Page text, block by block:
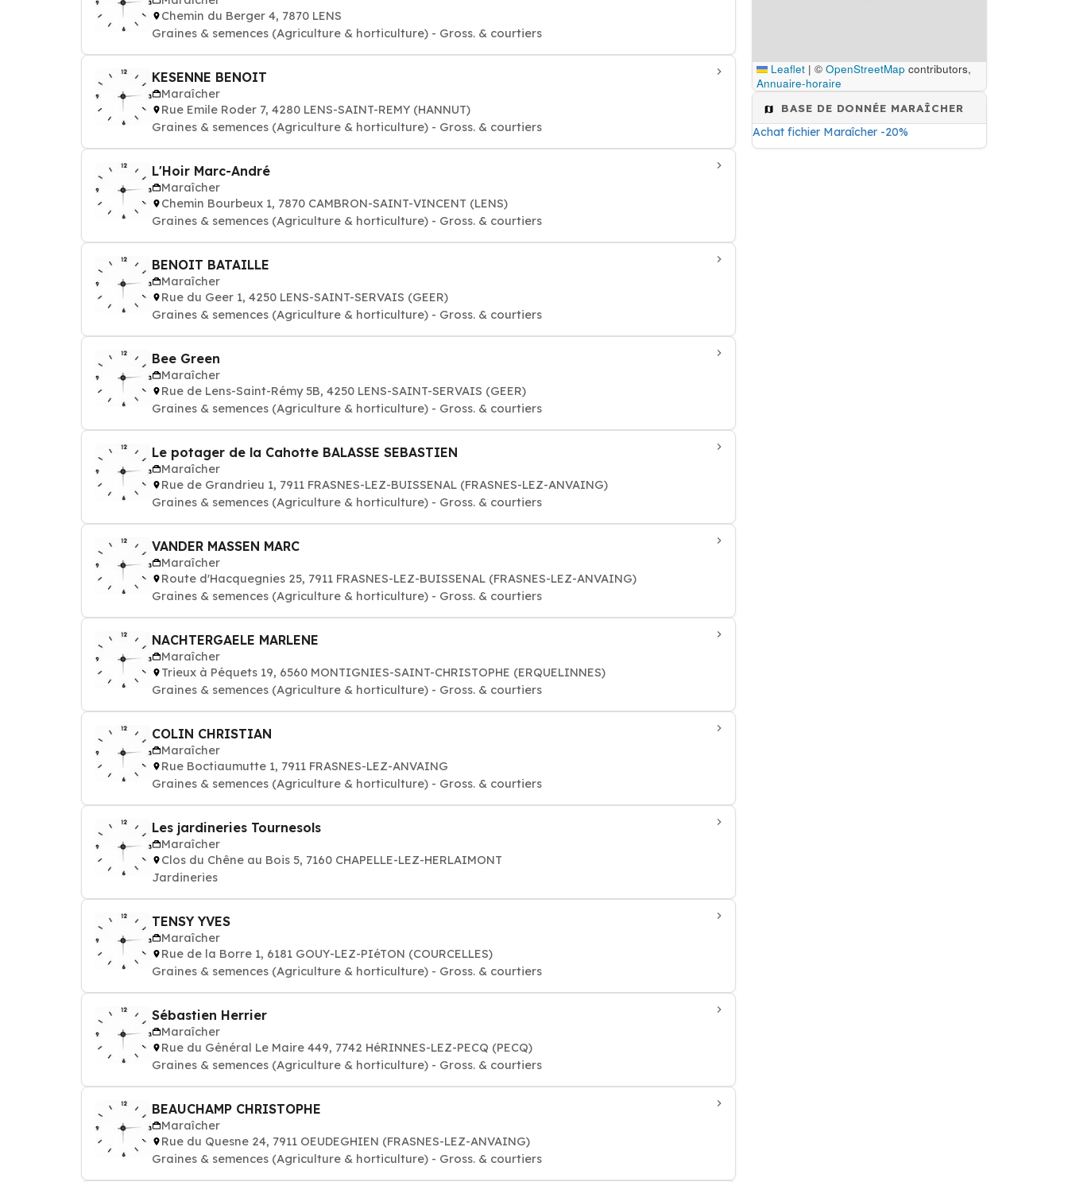
Chemin du Berger 4, 7870 LENS
Graines & semences (Agriculture & horticulture) - Gross. & courtiers
KESENNE BENOIT
Maraîcher
Rue Emile Roder 7, 4280 LENS-SAINT-REMY (HANNUT)
Graines & semences (Agriculture & horticulture) - Gross. & courtiers
L'Hoir Marc-André
Maraîcher
Chemin Bourbeux 1, 7870 CAMBRON-SAINT-VINCENT (LENS)
Graines & semences (Agriculture & horticulture) - Gross. & courtiers
BENOIT BATAILLE
Maraîcher
Rue du Geer 1, 4250 LENS-SAINT-SERVAIS (GEER)
Graines & semences (Agriculture & horticulture) - Gross. & courtiers
Bee Green
Maraîcher
Rue de Lens-Saint-Rémy 5B, 4250 LENS-SAINT-SERVAIS (GEER)
Graines & semences (Agriculture & horticulture) - Gross. & courtiers
Le potager de la Cahotte BALASSE SEBASTIEN
Maraîcher
Rue de Grandrieu 1, 7911 FRASNES-LEZ-BUISSENAL (FRASNES-LEZ-ANVAING)
Graines & semences (Agriculture & horticulture) - Gross. & courtiers
VANDER MASSEN MARC
Maraîcher
Route d'Hacquegnies 25, 7911 FRASNES-LEZ-BUISSENAL (FRASNES-LEZ-ANVAING)
Graines & semences (Agriculture & horticulture) - Gross. & courtiers
NACHTERGAELE MARLENE
Maraîcher
Trieux à Péquets 19, 6560 MONTIGNIES-SAINT-CHRISTOPHE (ERQUELINNES)
Graines & semences (Agriculture & horticulture) - Gross. & courtiers
COLIN CHRISTIAN
Maraîcher
Rue Boctiaumutte 1, 7911 FRASNES-LEZ-ANVAING
Graines & semences (Agriculture & horticulture) - Gross. & courtiers
Les jardineries Tournesols
Maraîcher
Clos du Chêne au Bois 5, 7160 CHAPELLE-LEZ-HERLAIMONT
Jardineries
TENSY YVES
Maraîcher
Rue de la Borre 1, 6181 GOUY-LEZ-PIéTON (COURCELLES)
Graines & semences (Agriculture & horticulture) - Gross. & courtiers
Sébastien Herrier
Maraîcher
Rue du Général Le Maire 449, 7742 HéRINNES-LEZ-PECQ (PECQ)
Graines & semences (Agriculture & horticulture) - Gross. & courtiers
BEAUCHAMP CHRISTOPHE
Maraîcher
Rue du Quesne 24, 7911 OEUDEGHIEN (FRASNES-LEZ-ANVAING)
Graines & semences (Agriculture & horticulture) - Gross. & courtiers
Leaflet | © OpenStreetMap contributors,
Annuaire-horaire
BASE DE DONNÉE MARAÎCHER
Achat fichier Maraîcher -20%